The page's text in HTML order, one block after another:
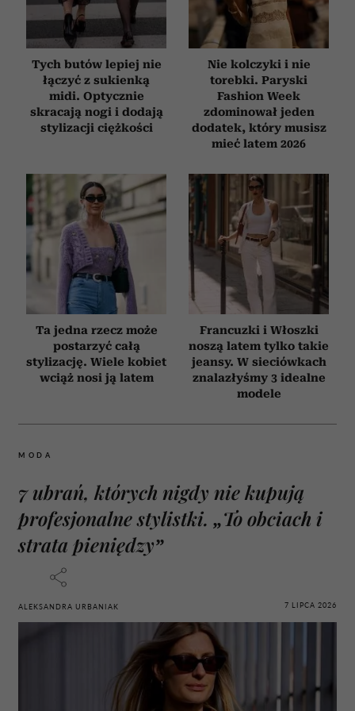
Tych butów lepiej nie
łączyć z sukienką
midi. Optycznie
skracają nogi i dodają
stylizacji ciężkości
Nie kolczyki i nie
torebki. Paryski
Fashion Week
zdominował jeden
dodatek, który musisz
mieć latem 2026
Ta jedna rzecz może
postarzyć całą
stylizację. Wiele kobiet
wciąż nosi ją latem
Francuzki i Włoszki
noszą latem tylko takie
jeansy. W sieciówkach
znalazłyśmy 3 idealne
modele
MODA
7 ubrań, których nigdy nie kupują
profesjonalne stylistki. „To obciach i
strata pieniędzy”
ALEKSANDRA URBANIAK 7 LIPCA 2026